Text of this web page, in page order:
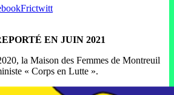
Frictwitt
EN JUIN 2021
la Maison des Femmes de Montreuil
« Corps en Lutte ».